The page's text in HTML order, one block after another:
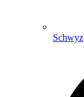
Schwyz